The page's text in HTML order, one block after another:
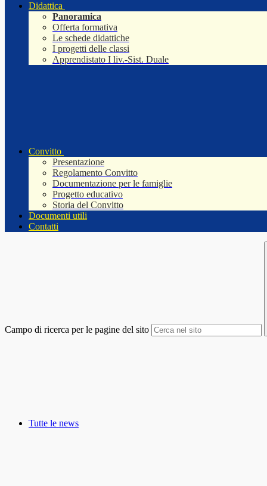
Didattica
Panoramica
Offerta formativa
Le schede didattiche
I progetti delle classi
Apprendistato I liv.-Sist. Duale
Convitto
Presentazione
Regolamento Convitto
Documentazione per le famiglie
Progetto educativo
Storia del Convitto
Documenti utili
Contatti
Campo di ricerca per le pagine del sito
Tutte le news